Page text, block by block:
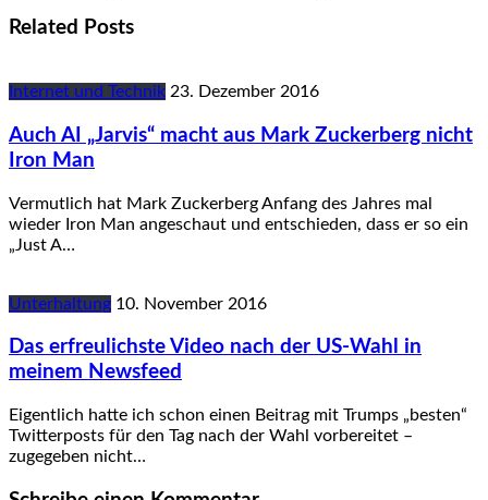
Related Posts
Internet und Technik 23. Dezember 2016
Auch AI „Jarvis“ macht aus Mark Zuckerberg nicht
Iron Man
Vermutlich hat Mark Zuckerberg Anfang des Jahres mal
wieder Iron Man angeschaut und entschieden, dass er so ein
„Just A…
Unterhaltung 10. November 2016
Das erfreulichste Video nach der US-Wahl in
meinem Newsfeed
Eigentlich hatte ich schon einen Beitrag mit Trumps „besten“
Twitterposts für den Tag nach der Wahl vorbereitet –
zugegeben nicht…